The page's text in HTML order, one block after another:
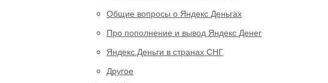
Общие вопросы о Яндекс Деньгах
Про пополнение и вывод Яндекс Денег
Яндекс.Деньги в странах СНГ
Другое